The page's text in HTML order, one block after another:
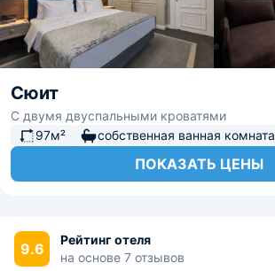
Сюит
С двумя двуспальными кроватями
97м²
собственная ванная комната
ПОКАЗАТЬ ЦЕНЫ
9.6
Рейтинг отеля
на основе 7 отзывов